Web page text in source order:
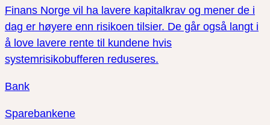
Finans Norge vil ha lavere kapitalkrav og mener de i
dag er høyere enn risikoen tilsier. De går også langt i
å love lavere rente til kundene hvis
systemrisikobufferen reduseres.
Bank
Sparebankene